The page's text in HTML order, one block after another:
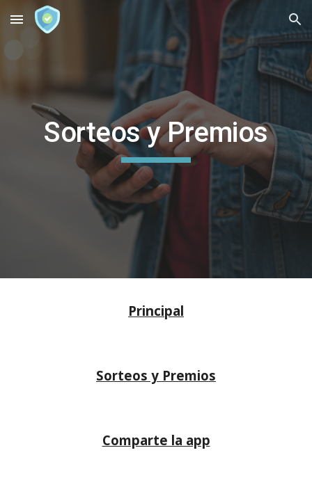
Skip to main content Skip to navigation
Sorteos y Premios
Principal
Sorteos y Premios
Comparte la app